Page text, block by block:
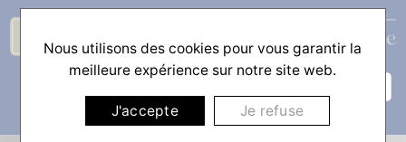
☰
Nous utilisons des cookies pour vous garantir la
meilleure expérience sur notre site web.
J'accepte Je refuse